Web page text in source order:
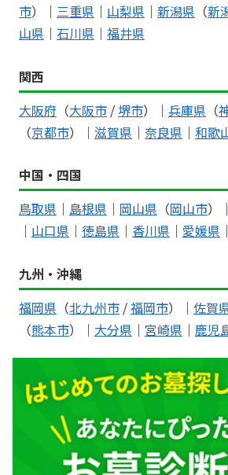
市）｜ 三重県 ｜ 山梨県 ｜ 新潟県 （新
山県 ｜ 石川県 ｜ 福井県
関西
大阪府 （大阪市 / 堺市）｜ 兵庫県 （
（京都市）｜ 滋賀県 ｜ 奈良県 ｜ 和歌
中国・四国
鳥取県 ｜ 島根県 ｜ 岡山県 （岡山市）｜
｜ 山口県 ｜ 徳島県 ｜ 香川県 ｜ 愛媛県 ｜
九州・沖縄
福岡県 （北九州市 /福岡市）｜ 佐賀
（熊本市）｜ 大分県 ｜ 宮崎県 ｜ 鹿児